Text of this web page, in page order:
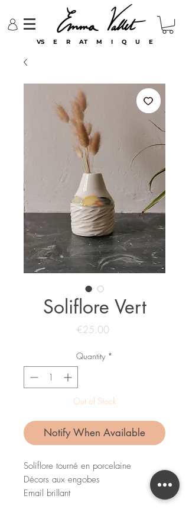
VS E R AT M I Q U E
Soliflore Vert
€25.00
Quantity *
Out of Stock
Notify When Available
Soliflore tourné en porcelaine
Décors aux engobes
Email brillant